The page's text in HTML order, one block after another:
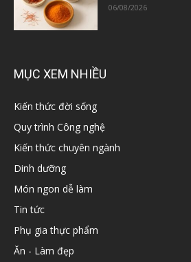
06/08/2026
MỤC XEM NHIỀU
Kiến thức đời sống
Quy trình Công nghệ
Kiến thức chuyên ngành
Dinh dưỡng
Món ngon dễ làm
Tin tức
Phụ gia thực phẩm
Ăn - Làm đẹp